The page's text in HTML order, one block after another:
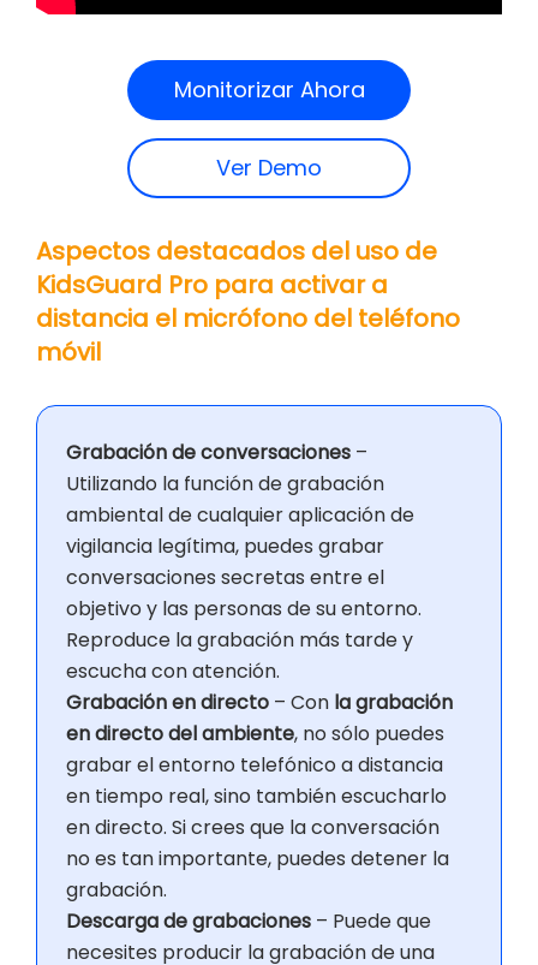
Monitorizar Ahora
Ver Demo
Aspectos destacados del uso de
KidsGuard Pro para activar a
distancia el micrófono del teléfono
móvil
Grabación de conversaciones –
Utilizando la función de grabación
ambiental de cualquier aplicación de
vigilancia legítima, puedes grabar
conversaciones secretas entre el
objetivo y las personas de su entorno.
Reproduce la grabación más tarde y
escucha con atención.
Grabación en directo – Con la grabación
en directo del ambiente, no sólo puedes
grabar el entorno telefónico a distancia
en tiempo real, sino también escucharlo
en directo. Si crees que la conversación
no es tan importante, puedes detener la
grabación.
Descarga de grabaciones – Puede que
necesites producir la grabación de una